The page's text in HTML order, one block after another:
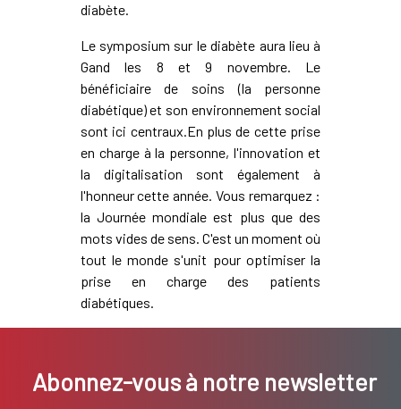
diabète.
Le symposium sur le diabète aura lieu à
Gand les 8 et 9 novembre. Le
bénéficiaire de soins (la personne
diabétique) et son environnement social
sont ici centraux.En plus de cette prise
en charge à la personne, l'innovation et
la digitalisation sont également à
l'honneur cette année. Vous remarquez :
la Journée mondiale est plus que des
mots vides de sens. C'est un moment où
tout le monde s'unit pour optimiser la
prise en charge des patients
diabétiques.
Abonnez-vous à notre newsletter